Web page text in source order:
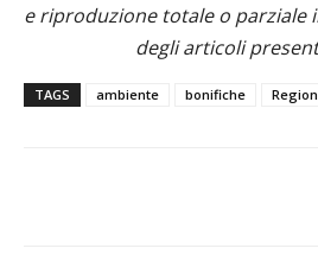
e riproduzione totale o parziale
degli articoli
TAGS ambiente bonifiche